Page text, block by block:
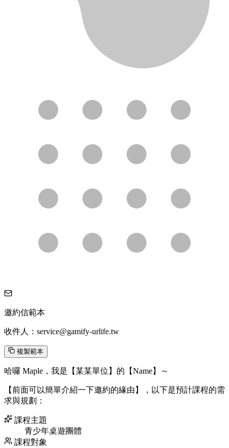
邀約信範本
收件人：service@gamify-urlife.tw
複製範本
哈囉 Maple，我是【某某單位】的【Name】～
【前面可以簡單介紹一下邀約的緣由】，以下是預計課程的需
求與規劃：
課程主題
青少年桌遊團體
課程對象